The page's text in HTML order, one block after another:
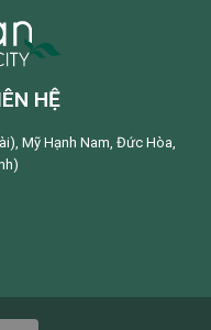
HỆ
Mỹ Hạnh Nam, Đức Hòa,